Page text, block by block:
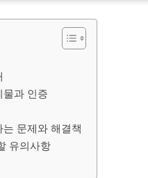
물과 인증
문제와 해결책
유의사항